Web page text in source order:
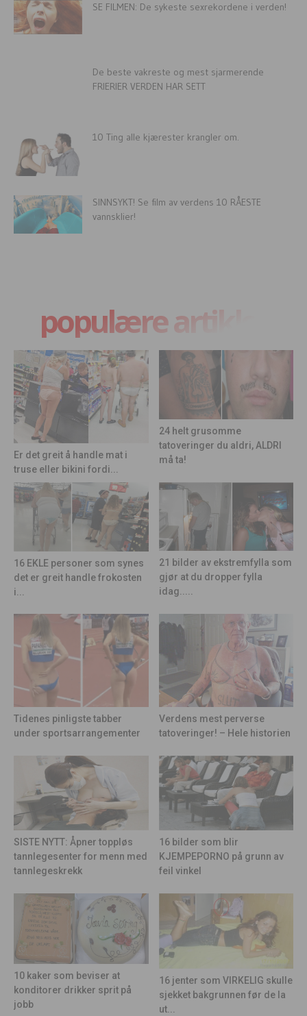
SE FILMEN: De sykeste sexrekordene i verden!
De beste vakreste og mest sjarmerende
FRIERIER VERDEN HAR SETT
10 Ting alle kjærester krangler om.
SINNSYKT! Se film av verdens 10 RÅESTE
vannsklier!
populære artikler
Er det greit å handle mat i
truse eller bikini fordi...
24 helt grusomme
tatoveringer du aldri, ALDRI
må ta!
16 EKLE personer som synes
det er greit handle frokosten
i...
21 bilder av ekstremfylla som
gjør at du dropper fylla
idag.....
Tidenes pinligste tabber
under sportsarrangementer
Verdens mest perverse
tatoveringer! – Hele historien
SISTE NYTT: Åpner toppløs
tannlegesenter for menn med
tannlegeskrekk
16 bilder som blir
KJEMPEPORNO på grunn av
feil vinkel
10 kaker som beviser at
konditorer drikker sprit på
jobb
16 jenter som VIRKELIG skulle
sjekket bakgrunnen før de la
ut...